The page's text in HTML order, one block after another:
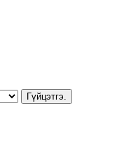
Гүйцэтгэ.